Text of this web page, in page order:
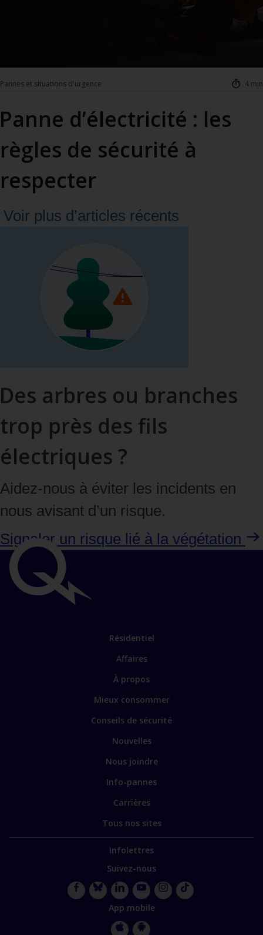
Pannes et situations d'urgence 4 min
Panne d’électricité : les
règles de sécurité à
respecter
Voir plus d’articles récents
Des arbres ou branches
trop près des fils
électriques ?
Aidez-nous à éviter les incidents en
nous avisant d’un risque.
Signaler un risque lié à la végétation
importants
Lien
les
principales
Résidentiel
Affaires
Lien
certains
sites
À propos
Mieux consommer
Conseils de sécurité
Nouvelles
Nous joindre
Info-pannes
Carrières
Tous nos sites
Infolettres
Suivez-nous
BlueskyLinkedInYouTube
App mobile